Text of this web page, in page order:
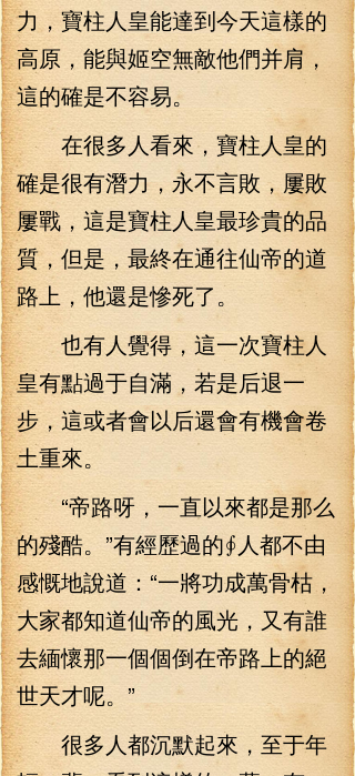
力，寶柱人皇能達到今天這樣的
高原，能與姬空無敵他們并肩，
這的確是不容易。
在很多人看來，寶柱人皇的
確是很有潛力，永不言敗，屢敗
屢戰，這是寶柱人皇最珍貴的品
質，但是，最終在通往仙帝的道
路上，他還是慘死了。
也有人覺得，這一次寶柱人
皇有點過于自滿，若是后退一
步，這或者會以后還會有機會卷
土重來。
“帝路呀，一直以來都是那么
的殘酷。”有經歷過的∮人都不由
感慨地說道：“一將功成萬骨枯，
大家都知道仙帝的風光，又有誰
去緬懷那一個個倒在帝路上的絕
世天才呢。”
很多人都沉默起來，至于年